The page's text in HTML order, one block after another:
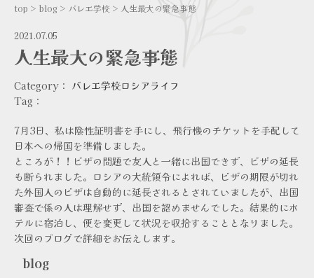
top > blog > バレエ学校 > 人生最大の緊急事態
2021.07.05
人生最大の緊急事態
Category： バレエ学校ロシアライフ
Tag：
7月3日、私は陰性証明書を手にし、飛行機のチケットを手配して
日本への帰国を準備しました。
ところが！！ビザの問題で友人と一緒に出国できず、ビザの延長
も断られました。ロシアの大統領令によれば、ビザの期限が切れ
た外国人のビザは自動的に延長されるとされていましたが、出国
審査で係の人は理解せず、出国を認めませんでした。結果的にホ
テルに宿泊し、便を変更して状況を収拾することとなりました。
次回のブログで詳細をお伝えします。
blog